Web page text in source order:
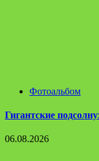
Фотоальбом
Гигантские
06.08.2026